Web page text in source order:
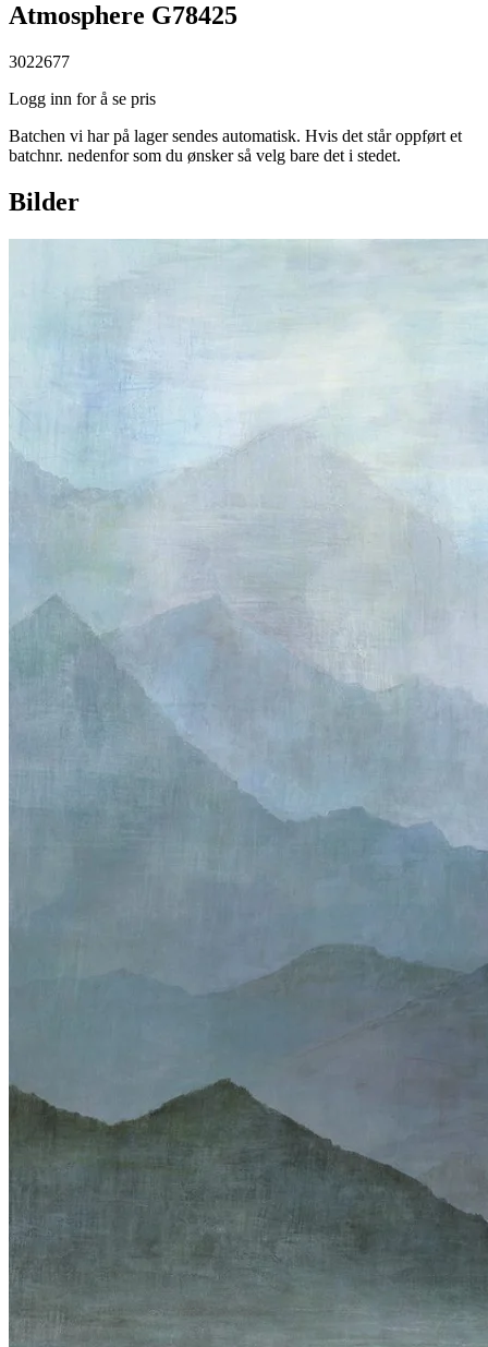
Atmosphere G78425
3022677
Logg inn for å se pris
Batchen vi har på lager sendes automatisk. Hvis det står oppført et
batchnr. nedenfor som du ønsker så velg bare det i stedet.
Bilder